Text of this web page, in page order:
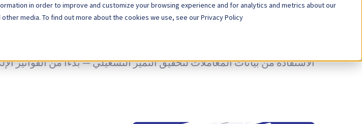
in order to improve and customize your browsing experience and for analytics and metrics about our
media. To find out more about the cookies we use, see our Privacy Policy.
نظرة ثاقبة على المعاملات والتقنيات والاتجاهات، بالإضافة إلى آخر